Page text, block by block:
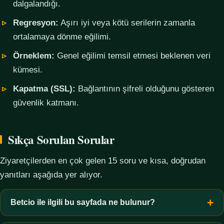
dalgalandığı.
Regresyon: Aşırı iyi veya kötü serilerin zamanla
ortalamaya dönme eğilimi.
Örneklem: Genel eğilimi temsil etmesi beklenen veri
kümesi.
Kapatma (SSL): Bağlantının şifreli olduğunu gösteren
güvenlik katmanı.
Sıkça Sorulan Sorular
Ziyaretçilerden en çok gelen 15 soru ve kısa, doğrudan
yanıtları aşağıda yer alıyor.
Betcio ile ilgili bu sayfada ne bulunur?
Bu sayfada yalnızca kavramsal bilgi, terim açıklamaları, veri